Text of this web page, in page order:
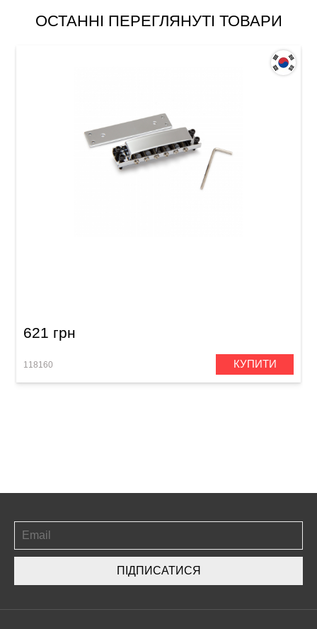
ОСТАННІ ПЕРЕГЛЯНУТІ ТОВАРИ
621 грн
118160 КУПИТИ
ПІДПИСАТИСЯ